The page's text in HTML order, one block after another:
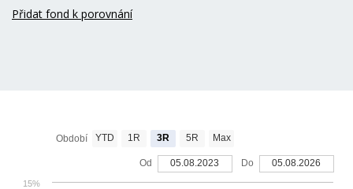
Přidat fond k porovnání
15%
Období YTD 1R 3R 5R Max
Od 05.08.2023 Do 05.08.2026